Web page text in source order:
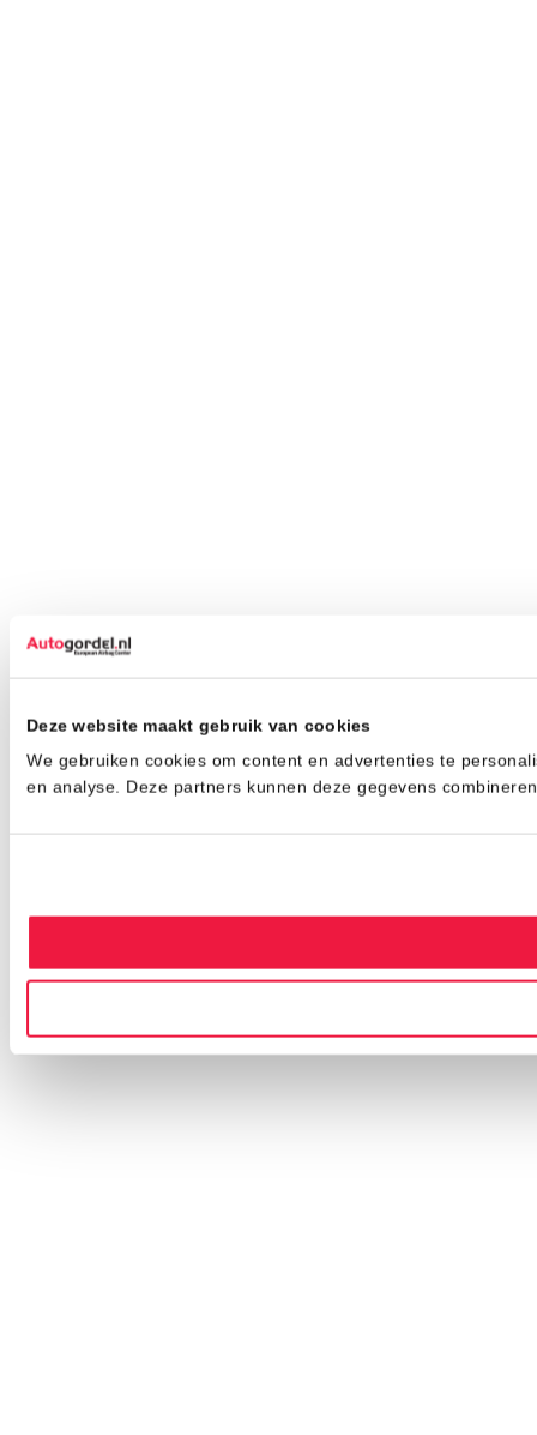
Deze website maakt gebruik van cookies
We gebruiken cookies om content en advertenties te
en analyse. Deze partners kunnen deze gegevens